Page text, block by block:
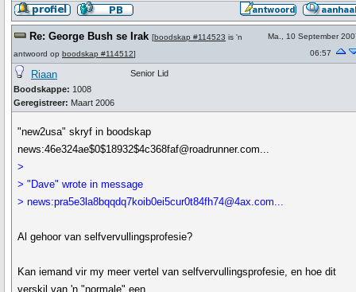
Re: George Bush se Irak [boodskap #114523 is 'n
antwoord op boodskap #114512]
Ma., 10 September
06:57
Riaan
Boodskappe: 1008
Geregistreer: Maart 2006
Senior Lid
"new2usa" skryf in boodskap
news:46e324ae$0$18932$4c368faf@roadrunner.com...
>
> "Dave" wrote in message
> news:pra5e3la8bqqdq7koib0ei5cur0t84fh74@4ax.com...
Al gehoor van selfvervullingsprofesie?
Kan iemand vir my meer vertel van selfvervullingsprofesie, en hoe dit
verskil van 'n "normale" een